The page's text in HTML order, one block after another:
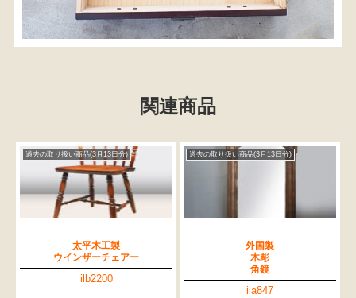
関連商品
過去の取り扱い商品(3月13日分)
太平木工製
ウインザーチェアー
ilb2200
過去の取り扱い商品(3月13日分)
外国製
木彫
角鏡
ila847